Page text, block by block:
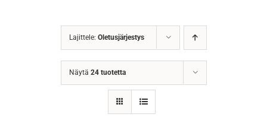
Lajittele: Oletusjärjestys
Näytä 24 tuotetta